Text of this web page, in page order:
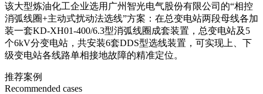
该大型炼油化工企业选用广州智光电气股份有限公司的“相控
消弧线圈+主动式扰动法选线”方案：在总变电站两段母线各加
装一套KD-XH01-400/6.3型消弧线圈成套装置，总变电站及5
个6kV分变电站，共安装6套DDS型选线装置，可实现上、下
级变电站各线路单相接地故障的精准定位。
推荐案例
Recommended cases